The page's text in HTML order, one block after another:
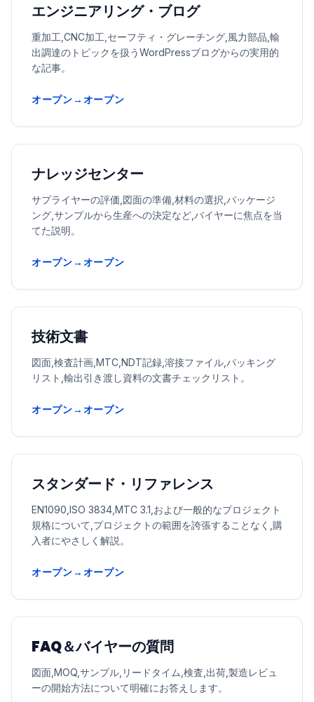
エンジニアリング・ブログ
重加工,CNC加工,セーフティ・グレーチング,風力部品,輸
出調達のトピックを扱うWordPressブログからの実用的
な記事。
オープン→オープン
ナレッジセンター
サプライヤーの評価,図面の準備,材料の選択,パッケージ
ング,サンプルから生産への決定など,バイヤーに焦点を当
てた説明。
オープン→オープン
技術文書
図面,検査計画,MTC,NDT記録,溶接ファイル,パッキング
リスト,輸出引き渡し資料の文書チェックリスト。
オープン→オープン
スタンダード・リファレンス
EN1090,ISO 3834,MTC 3.1,および一般的なプロジェクト
規格について,プロジェクトの範囲を誇張することなく,購
入者にやさしく解説。
オープン→オープン
FAQ＆バイヤーの質問
図面,MOQ,サンプル,リードタイム,検査,出荷,製造レビュ
ーの開始方法について明確にお答えします。